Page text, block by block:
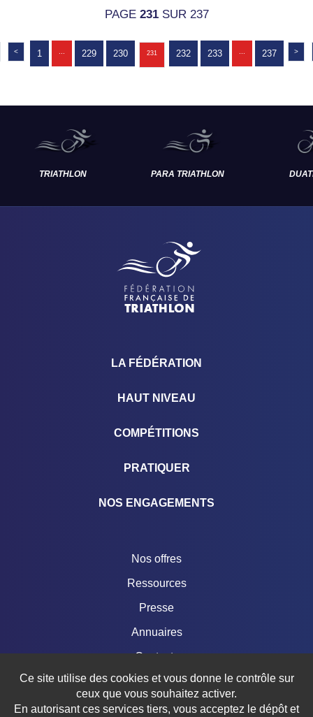
PAGE 231SUR 237
< 1 229 230 231 232 233 237 >
TRIATHLON PARA TRIATHLON
LA FÉDÉRATION
HAUT NIVEAU
COMPÉTITIONS
PRATIQUER
NOS ENGAGEMENTS
Nos offres
Ressources
Presse
Annuaires
Contacts
Boutique
Ce site utilise des cookies et vous donne le contrôle sur
ceux que vous souhaitez activer.
En autorisant ces services tiers, vous acceptez le dépôt et